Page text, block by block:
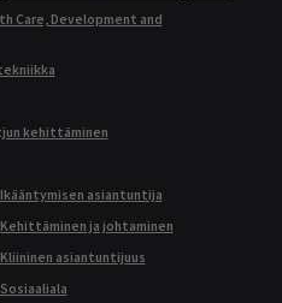
Care, Development and
kehittäminen
asiantuntija
ja johtaminen
asiantuntijuus